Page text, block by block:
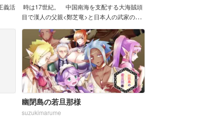
義活
時は17世紀。 中国南海を支配する大海賊頭
目で漢人の父親<鄭芝竜>と日本人の武家の母<
幽閉島の若旦那様
suzukimarume